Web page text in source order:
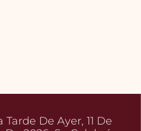
Tarde De Ayer, 11 De